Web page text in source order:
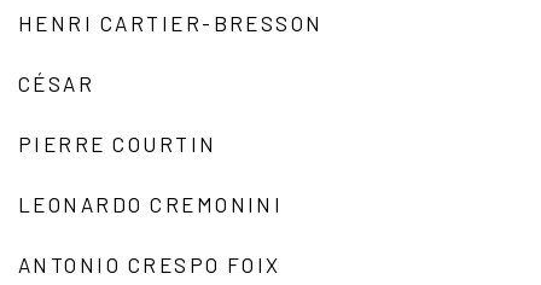
HENRI CARTIER-BRESSON
CÉSAR
PIERRE COURTIN
LEONARDO CREMONINI
ANTONIO CRESPO FOIX